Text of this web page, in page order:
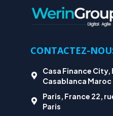
CONTACTEZ-
Casa Finance City,
Casablanca Maroc
Paris, France 22,
Paris